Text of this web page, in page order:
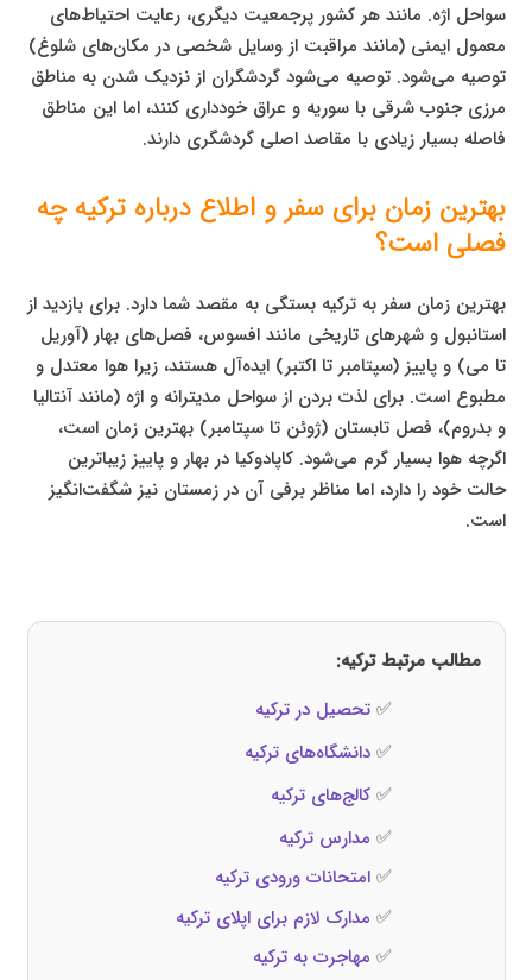
سواحل اژه. مانند هر کشور پرجمعیت دیگری، رعایت احتیاط‌های
معمول ایمنی (مانند مراقبت از وسایل شخصی در مکان‌های شلوغ)
توصیه می‌شود. توصیه می‌شود گردشگران از نزدیک شدن به مناطق
مرزی جنوب شرقی با سوریه و عراق خودداری کنند، اما این مناطق
فاصله بسیار زیادی با مقاصد اصلی گردشگری دارند.
بهترین زمان برای سفر و اطلاع درباره ترکیه چه
فصلی است؟
بهترین زمان سفر به ترکیه بستگی به مقصد شما دارد. برای بازدید از
استانبول و شهرهای تاریخی مانند افسوس، فصل‌های بهار (آوریل
تا می) و پاییز (سپتامبر تا اکتبر) ایده‌آل هستند، زیرا هوا معتدل و
مطبوع است. برای لذت بردن از سواحل مدیترانه و اژه (مانند آنتالیا
و بدروم)، فصل تابستان (ژوئن تا سپتامبر) بهترین زمان است،
اگرچه هوا بسیار گرم می‌شود. کاپادوکیا در بهار و پاییز زیباترین
حالت خود را دارد، اما مناظر برفی آن در زمستان نیز شگفت‌انگیز
است.
مطالب مرتبط ترکیه:
✅تحصیل در ترکیه
✅دانشگاه‌های ترکیه
✅کالج‌های ترکیه
✅ مدارس ترکیه
✅امتحانات ورودی ترکیه
✅ مدارک لازم برای اپلای ترکیه
✅ مهاجرت به ترکیه